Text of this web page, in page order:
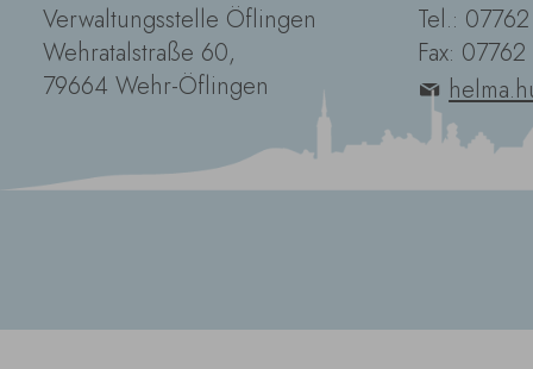
Verwaltungsstelle Öflingen
Wehratalstraße 60,
79664 Wehr-Öflingen
Tel.:
Fax: